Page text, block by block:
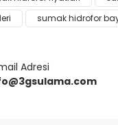
Bu
sumak hidrofor
Adresi